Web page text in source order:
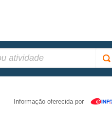
Informação oferecida por